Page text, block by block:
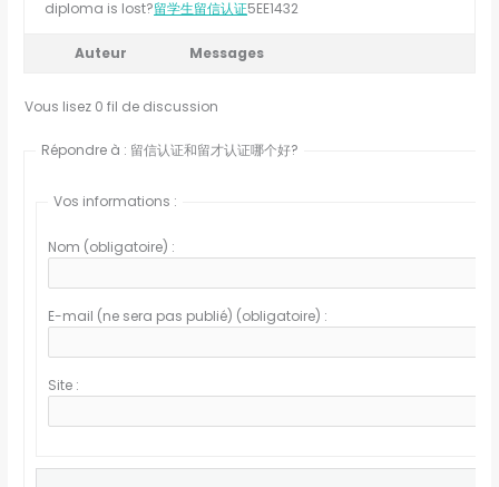
diploma is lost?留学生留信认证5EE1432
Auteur Messages
Vous lisez 0 fil de discussion
Répondre à : 留信认证和留才认证哪个好?
Vos informations :
Nom (obligatoire) :
E-mail (ne sera pas publié) (obligatoire) :
Site :